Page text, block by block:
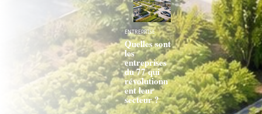
ENTREPRISE
Quelles sont
les
entreprises
du 77 qui
révolutionn
ent leur
secteur ?